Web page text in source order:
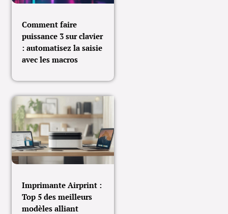
Comment faire
puissance 3 sur clavier
: automatisez la saisie
avec les macros
Imprimante Airprint :
Top 5 des meilleurs
modèles alliant